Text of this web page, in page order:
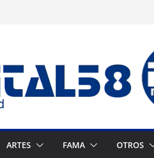
ARTES FAMA OTROS